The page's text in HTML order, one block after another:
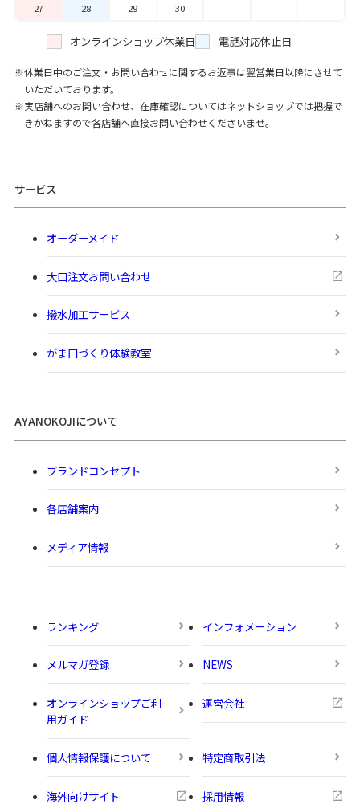
27
28 29 30
オンラインショップ休業日 電話対応休止日
休業日中のご注文・お問い合わせに関するお返事は翌営業日以降にさせて
いただいております。
実店舗へのお問い合わせ、在庫確認についてはネットショップでは把握で
きかねますので各店舗へ直接お問い合わせくださいませ。
サービス
オーダーメイド
大口注文お問い合わせ
撥水加工サービス
がま口づくり体験教室
AYANOKOJIについて
ブランドコンセプト
各店舗案内
メディア情報
ランキング インフォメーション
メルマガ登録 NEWS
オンラインショップご利
用ガイド
運営会社
個人情報保護について 特定商取引法
海外向けサイト 採用情報